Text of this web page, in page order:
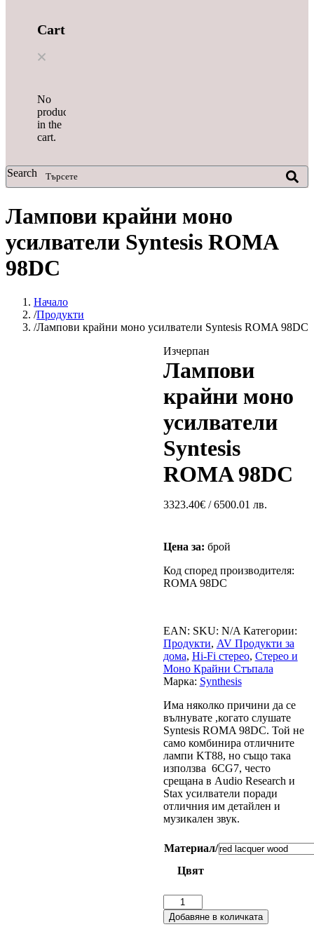
Cart
No
products
in the
cart.
Search
Лампови крайни моно
усилватели Syntesis ROMA
98DC
Начало
Продукти
Лампови крайни моно усилватели Syntesis ROMA 98DC
Изчерпан
Лампови
крайни моно
усилватели
Syntesis
ROMA 98DC
3323.40€/ 6500.01 лв.
Цена за: брой
Код според производителя:
ROMA 98DC
EAN: SKU: N/A Категории:
Продукти, AV Продукти за
дома, Hi-Fi стерео, Стерео и
Моно Крайни Стъпала
Марка: Synthesis
Има няколко причини да се
вълнувате ,когато слушате
Syntesis ROMA 98DC. Той не
само комбинира отличните
лампи KT88, но също така
използва 6CG7, често
срещана в Audio Research и
Stax усилватели поради
отличния им детайлен и
музикален звук.
Материал/
Цвят
количество
за
Лампови
Добавяне в количката